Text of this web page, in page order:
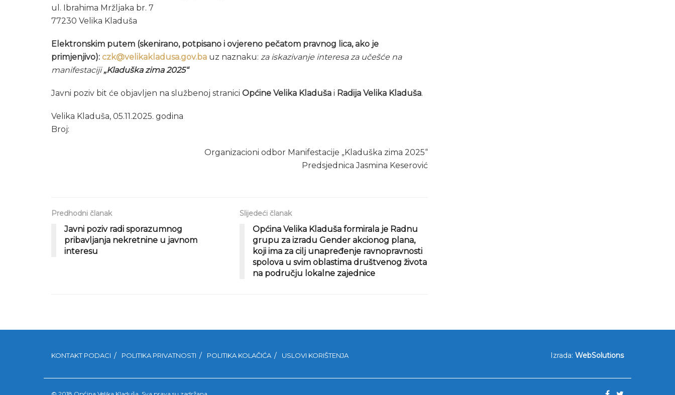
ul. Ibrahima Mržljaka br. 7
77230 Velika Kladuša
Elektronskim putem (skenirano, potpisano i ovjereno pečatom pravnog lica, ako je
primjenjivo): czk@velikakladusa.gov.ba uz naznaku: za iskazivanje interesa za učešće na
manifestaciji„Kladuška zima 2025“
Javni poziv bit će objavljen na službenoj stranici Općine Velika Kladuša i Radija Velika Kladuša.
Velika Kladuša, 05.11.2025. godina
Broj:
Organizacioni odbor Manifestacije „Kladuška zima 2025“
Predsjednica Jasmina Keserović
Predhodni članak
Javni poziv radi sporazumnog
pribavljanja nekretnine u javnom
interesu
Slijedeći članak
Općina Velika Kladuša formirala je Radnu
grupu za izradu Gender akcionog plana,
koji ima za cilj unapređenje ravnopravnosti
spolova u svim oblastima društvenog života
na području lokalne zajednice
KONTAKT PODACI POLITIKA PRIVATNOSTI POLITIKA KOLAČIĆA USLOVI KORIŠTENJA Izrada: WebSolutions